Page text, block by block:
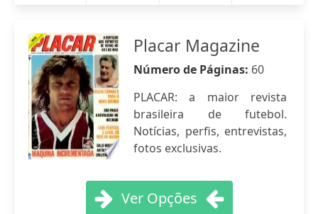
Placar Magazine
Número de Páginas: 60
PLACAR: a maior revista
brasileira de futebol.
Notícias, perfis, entrevistas,
fotos exclusivas.
Ver Opções